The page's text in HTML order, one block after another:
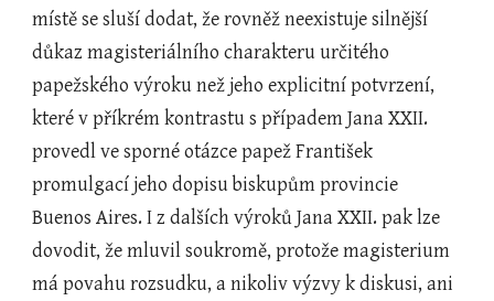
místě se sluší dodat, že rovněž neexistuje silnější
důkaz magisteriálního charakteru určitého
papežského výroku než jeho explicitní potvrzení,
které v příkrém kontrastu s případem Jana XXII.
provedl ve sporné otázce papež František
promulgací jeho dopisu biskupům provincie
Buenos Aires. I z dalších výroků Jana XXII. pak lze
dovodit, že mluvil soukromě, protože magisterium
má povahu rozsudku, a nikoliv výzvy k diskusi, ani